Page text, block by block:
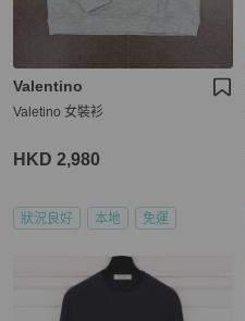
Valentino
Valetino 女裝衫
HKD 2,980
狀況良好 本地 免運